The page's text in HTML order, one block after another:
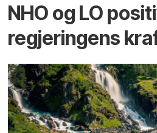
NHO og LO
regjeringens